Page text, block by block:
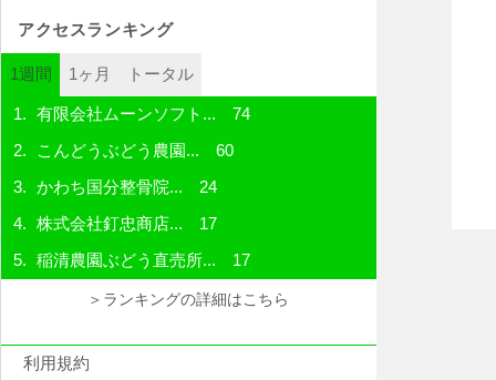
アクセスランキング
1週間 1ヶ月 トータル
有限会社ムーンソフト... 74
こんどうぶどう農園... 60
かわち国分整骨院... 24
株式会社釘忠商店... 17
稲清農園ぶどう直売所... 17
＞ランキングの詳細はこちら
利用規約